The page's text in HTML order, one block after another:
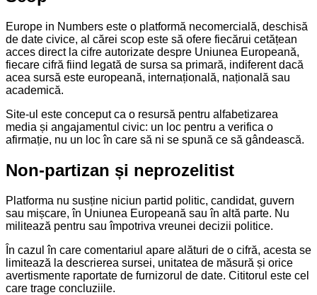
Europe in Numbers este o platformă necomercială, deschisă
de date civice, al cărei scop este să ofere fiecărui cetățean
acces direct la cifre autorizate despre Uniunea Europeană,
fiecare cifră fiind legată de sursa sa primară, indiferent dacă
acea sursă este europeană, internațională, națională sau
academică.
Site-ul este conceput ca o resursă pentru alfabetizarea
media și angajamentul civic: un loc pentru a verifica o
afirmație, nu un loc în care să ni se spună ce să gândească.
Non-partizan și neprozelitist
Platforma nu susține niciun partid politic, candidat, guvern
sau mișcare, în Uniunea Europeană sau în altă parte. Nu
militează pentru sau împotriva vreunei decizii politice.
În cazul în care comentariul apare alături de o cifră, acesta se
limitează la descrierea sursei, unitatea de măsură și orice
avertismente raportate de furnizorul de date. Cititorul este cel
care trage concluziile.